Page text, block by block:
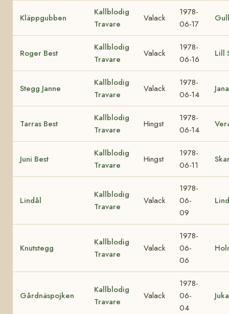
Kläppgubben
Kallblodig
Travare
Valack
1978-
06-17
Roger Best
Kallblodig
Travare
Valack
1978-
06-16
Lill
Stegg Janne
Kallblodig
Travare
Valack
1978-
06-14
Jana
Tarras Best
Kallblodig
Travare
Hingst
1978-
06-14
Juni Best
Kallblodig
Travare
Hingst
1978-
06-11
Lindål
Kallblodig
Travare
Valack
1978-
06-
09
Knutstegg
Kallblodig
Travare
Valack
1978-
06-
06
Gårdnäspojken
Kallblodig
Travare
Valack
1978-
06-
04
Juka